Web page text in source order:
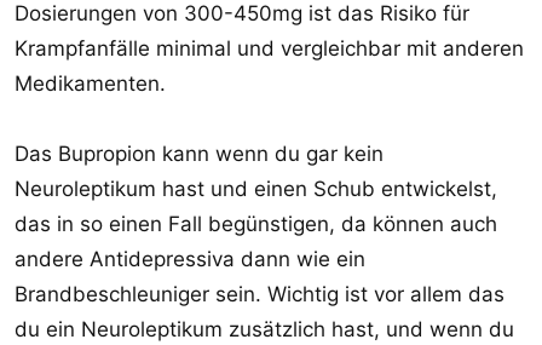
Dosierungen von 300-450mg ist das Risiko für
Krampfanfälle minimal und vergleichbar mit anderen
Medikamenten.
Das Bupropion kann wenn du gar kein
Neuroleptikum hast und einen Schub entwickelst,
das in so einen Fall begünstigen, da können auch
andere Antidepressiva dann wie ein
Brandbeschleuniger sein. Wichtig ist vor allem das
du ein Neuroleptikum zusätzlich hast, und wenn du